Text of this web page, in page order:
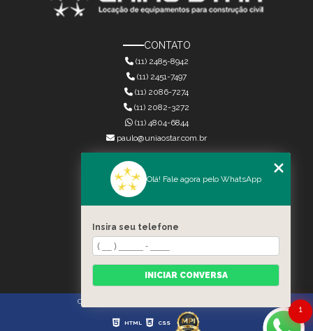
CONTATO
(11) 2485-8942
(11) 2451-7497
(11) 2086-7274
(11) 4804-6844
(11) 2082-3272
paulo@uniaostar.com.br
MENU
QUEM SOMOS
SERVIÇOS
CONTATO
CATEGORIAS
MAPA DO SITE
Copyright © União Star. (Lei 9610 de 19/02/1998)
HTML CSS
1
Olá! Fale agora pelo WhatsApp
Insira seu telefone
INICIAR CONVERSA